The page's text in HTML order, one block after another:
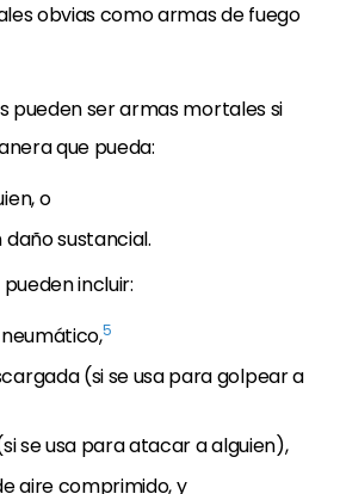
obvias como armas de fuego
pueden ser armas mortales si
que pueda:
o
sustancial.
incluir:
5
(si se usa para golpear a
se usa para atacar a alguien),
aire comprimido, y